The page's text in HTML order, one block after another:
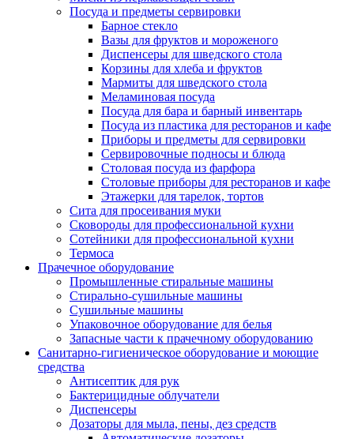
Посуда и предметы сервировки
Барное стекло
Вазы для фруктов и мороженого
Диспенсеры для шведского стола
Корзины для хлеба и фруктов
Мармиты для шведского стола
Меламиновая посуда
Посуда для бара и барный инвентарь
Посуда из пластика для ресторанов и кафе
Приборы и предметы для сервировки
Сервировочные подносы и блюда
Столовая посуда из фарфора
Столовые приборы для ресторанов и кафе
Этажерки для тарелок, тортов
Сита для просеивания муки
Сковороды для профессиональной кухни
Сотейники для профессиональной кухни
Термоса
Прачечное оборудование
Промышленные стиральные машины
Стирально-сушильные машины
Сушильные машины
Упаковочное оборудование для белья
Запасные части к прачечному оборудованию
Санитарно-гигиеническое оборудование и моющие
средства
Антисептик для рук
Бактерицидные облучатели
Диспенсеры
Дозаторы для мыла, пены, дез средств